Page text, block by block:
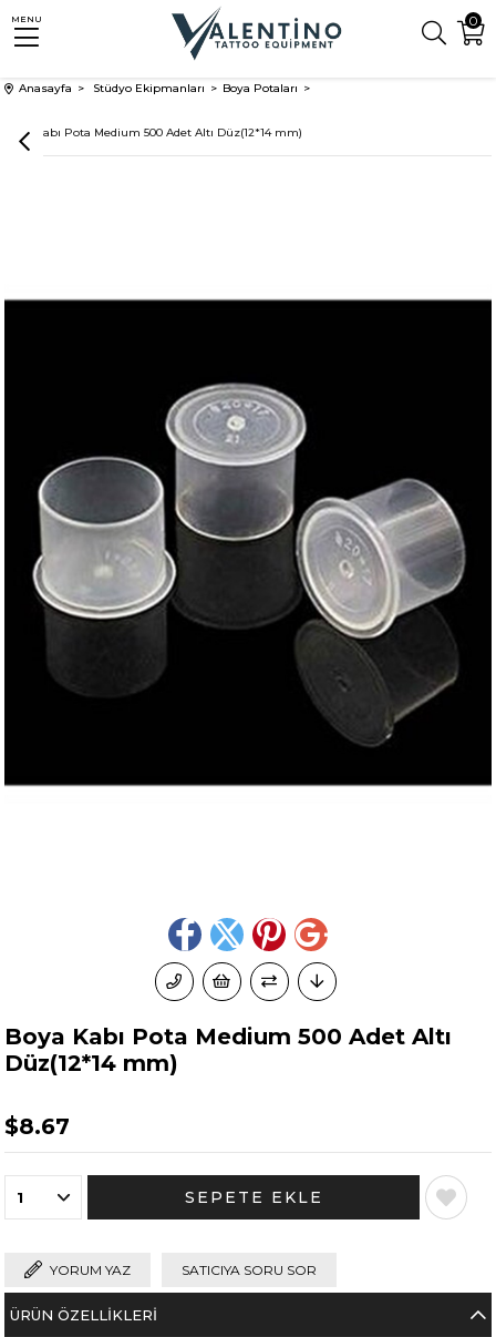
0
MENU
Anasayfa Stüdyo Ekipmanları Boya Potaları
Boya Kabı Pota Medium 500 Adet Altı Düz(12*14 mm)
Boya Kabı Pota Medium 500 Adet Altı
Düz(12*14 mm)
$8.67
YORUM YAZ SATICIYA SORU SOR
ÜRÜN ÖZELLIKLERI